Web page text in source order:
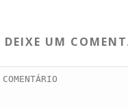
DEIXE UM